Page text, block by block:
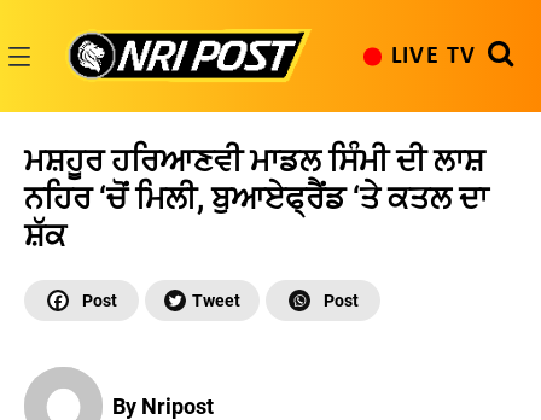
content
LIVE TV
ਮਸ਼ਹੂਰ ਹਰਿਆਣਵੀ ਮਾਡਲ ਸਿੰਮੀ ਦੀ ਲਾਸ਼
ਨਹਿਰ ‘ਚੋਂ ਮਿਲੀ, ਬੁਆਏਫ੍ਰੈਂਡ ‘ਤੇ ਕਤਲ ਦਾ
ਸ਼ੱਕ
By Nripost